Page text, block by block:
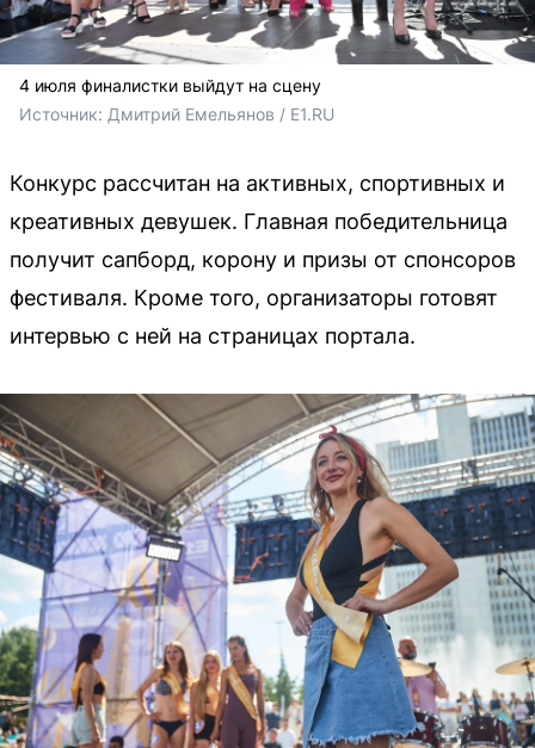
4 июля финалистки выйдут на сцену
Источник: Дмитрий Емельянов / E1.RU
Конкурс рассчитан на активных, спортивных и
креативных девушек. Главная победительница
получит сапборд, корону и призы от спонсоров
фестиваля. Кроме того, организаторы готовят
интервью с ней на страницах портала.